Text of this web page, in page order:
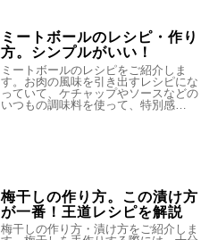
ミートボールのレシピ・作り
方。シンプルがいい！
ミートボールのレシピをご紹介しま
す。お肉の風味を引き出すレシピにな
っていて、ケチャップやソースなどの
いつもの調味料を使って、特別感…
梅干しの作り方。この漬け方
が一番！王道レシピを解説
梅干しの作り方・漬け方をご紹介しま